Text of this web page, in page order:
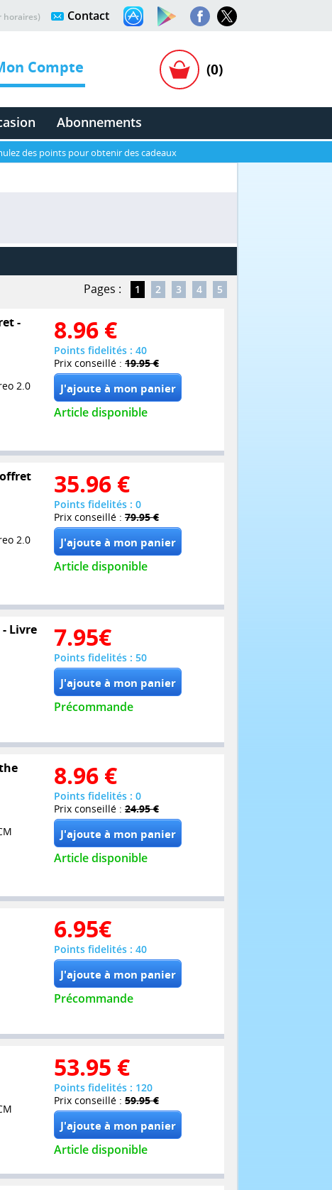
Contact
horaires)
Compte (0)
Abonnements
des points pour obtenir des cadeaux
Pages : 1 2 3 4 5
-
2.0
8.96 €
Points fidelités : 40
Prix conseillé : 19.95 €
Article disponible
2.0
35.96 €
Points fidelités : 0
Prix conseillé : 79.95 €
Article disponible
Livre
7.95€
Points fidelités : 50
Précommande
8.96 €
Points fidelités : 0
Prix conseillé : 24.95 €
Article disponible
6.95€
Points fidelités : 40
Précommande
53.95 €
Points fidelités : 120
Prix conseillé : 59.95 €
Article disponible